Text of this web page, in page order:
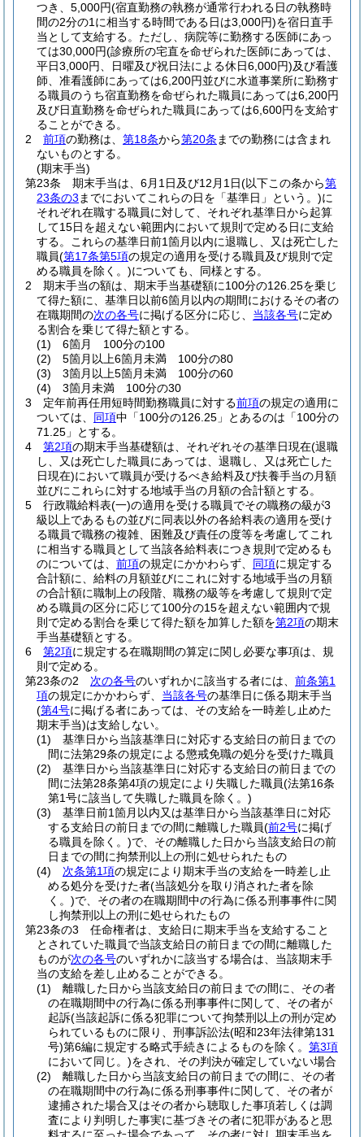
つき、5,000円(宿直勤務の執務が通常行われる日の執務時
間の2分の1に相当する時間である日は3,000円)を宿日直手
当として支給する。 ただし、病院等に勤務する医師にあっ
ては30,000円(診療所の宅直を命ぜられた医師にあっては、
平日3,000円、日曜及び祝日法による休日6,000円)及び看護
師、准看護師にあっては6,200円並びに水道事業所に勤務す
る職員のうち宿直勤務を命ぜられた職員にあっては6,200円
及び日直勤務を命ぜられた職員にあっては6,600円を支給す
ることができる。
2
前項の勤務は、 第18条から第20条 までの勤務には含まれ
ないものとする。
(期末手当)
第23条
期末手当は、6月1日及び12月1日(以下この条から第
23条の3 までにおいてこれらの日を「基準日」という。)に
それぞれ在職する職員に対して、それぞれ基準日から起算
して15日を超えない範囲内において規則で定める日に支給
する。
これらの基準日前1箇月以内に退職し、又は死亡した
職員(第17条第5項の規定の適用を受ける職員及び規則で定
める職員を除く。)についても、同様とする。
2
期末手当の額は、期末手当基礎額に100分の126.25を乗じ
て得た額に、基準日以前6箇月以内の期間におけるその者の
在職期間の次の各号に掲げる区分に応じ、 当該各号に定め
る割合を乗じて得た額とする。
(1)
6箇月 100分の100
(2)
5箇月以上6箇月未満 100分の80
(3)
3箇月以上5箇月未満 100分の60
(4)
3箇月未満 100分の30
3
定年前再任用短時間勤務職員に対する前項の規定の適用に
ついては、 同項中「100分の126.25」とあるのは「100分の
71.25」とする。
4
第2項の期末手当基礎額は、それぞれその基準日現在(退職
し、又は死亡した職員にあっては、退職し、又は死亡した
日現在)において職員が受けるべき給料及び扶養手当の月額
並びにこれらに対する地域手当の月額の合計額とする。
5
行政職給料表(一)の適用を受ける職員でその職務の級が3
級以上であるもの並びに同表以外の各給料表の適用を受け
る職員で職務の複雑、困難及び責任の度等を考慮してこれ
に相当する職員として当該各給料表につき規則で定めるも
のについては、 前項の規定にかかわらず、 同項に規定する
合計額に、給料の月額並びにこれに対する地域手当の月額
の合計額に職制上の段階、職務の級等を考慮して規則で定
める職員の区分に応じて100分の15を超えない範囲内で規
則で定める割合を乗じて得た額を加算した額を第2項の期末
手当基礎額とする。
6
第2項に規定する在職期間の算定に関し必要な事項は、規
則で定める。
第23条の2
次の各号のいずれかに該当する者には、 前条第1
項の規定にかかわらず、 当該各号の基準日に係る期末手当
(第4号に掲げる者にあっては、その支給を一時差し止めた
期末手当)は支給しない。
(1)
基準日から当該基準日に対応する支給日の前日までの
間に法第29条の規定による懲戒免職の処分を受けた職員
(2)
基準日から当該基準日に対応する支給日の前日までの
間に法第28条第4項の規定により失職した職員(法第16条
第1号に該当して失職した職員を除く。)
(3)
基準日前1箇月以内又は基準日から当該基準日に対応
する支給日の前日までの間に離職した職員(前2号に掲げ
る職員を除く。)で、その離職した日から当該支給日の前
日までの間に拘禁刑以上の刑に処せられたもの
(4)
次条第1項の規定により期末手当の支給を一時差し止
める処分を受けた者(当該処分を取り消された者を除
く。)で、その者の在職期間中の行為に係る刑事事件に関
し拘禁刑以上の刑に処せられたもの
第23条の3
任命権者は、支給日に期末手当を支給すること
とされていた職員で当該支給日の前日までの間に離職した
ものが次の各号のいずれかに該当する場合は、当該期末手
当の支給を差し止めることができる。
(1)
離職した日から当該支給日の前日までの間に、その者
の在職期間中の行為に係る刑事事件に関して、その者が
起訴(当該起訴に係る犯罪について拘禁刑以上の刑が定め
られているものに限り、刑事訴訟法(昭和23年法律第131
号)第6編に規定する略式手続きによるものを除く。 第3項
において同じ。)をされ、その判決が確定していない場合
(2)
離職した日から当該支給日の前日までの間に、その者
の在職期間中の行為に係る刑事事件に関して、その者が
逮捕された場合又はその者から聴取した事項若しくは調
査により判明した事実に基づきその者に犯罪があると思